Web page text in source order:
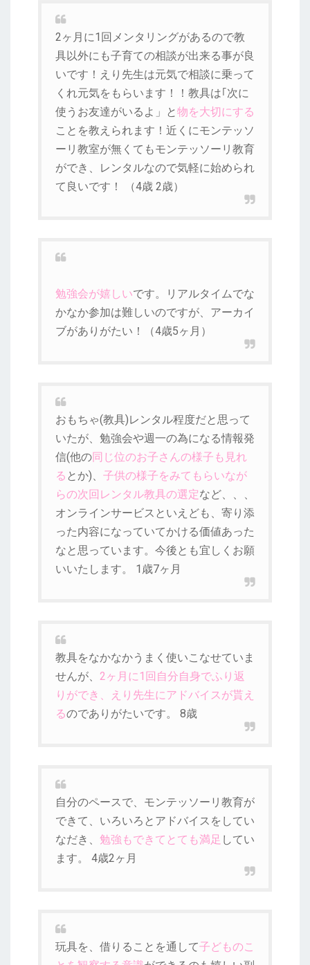
2ヶ月に1回メンタリングがあるので教
具以外にも子育ての相談が出来る事が良
いです！えり先生は元気で相談に乗って
くれ元気をもらいます！！教具は｢次に
使うお友達がいるよ」と物を大切にする
ことを教えられます！近くにモンテッソ
ーリ教室が無くてもモンテッソーリ教育
ができ、レンタルなので気軽に始められ
て良いです！ （4歳 2歳）
勉強会が嬉しいです。リアルタイムでな
かなか参加は難しいのですが、アーカイ
ブがありがたい！（4歳5ヶ月）
おもちゃ(教具)レンタル程度だと思って
いたが、勉強会や週一の為になる情報発
信(他の同じ位のお子さんの様子も見れ
る とか)、 子供の様子をみてもらいなが
らの次回レンタル教具の選定など、、、
オンラインサービスといえども、寄り添
った内容になっていてかける価値あった
なと思っています。今後とも宜しくお願
いいたします。 1歳7ヶ月
教具をなかなかうまく使いこなせていま
せんが、 2ヶ月に1回自分自身でふり返
りができ、えり先生にアドバイスが貰え
るのでありがたいです。 8歳
自分のペースで、モンテッソーリ教育が
できて、いろいろとアドバイスをしてい
なだき、 勉強もできてとても満足 してい
ます。 4歳2ヶ月
玩具を、借りることを通して子どものこ